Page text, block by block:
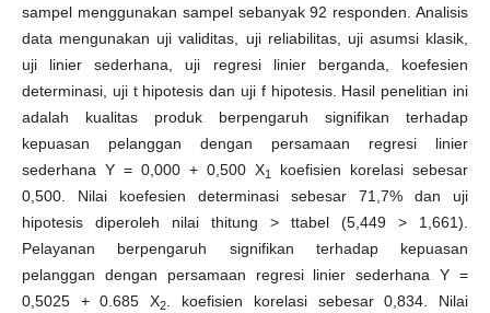
sampel menggunakan sampel sebanyak 92 responden. Analisis
data mengunakan uji validitas, uji reliabilitas, uji asumsi klasik,
uji linier sederhana, uji regresi linier berganda, koefesien
determinasi, uji t hipotesis dan uji f hipotesis. Hasil penelitian ini
adalah kualitas produk berpengaruh signifikan terhadap
kepuasan pelanggan dengan persamaan regresi linier
sederhana Y = 0,000 + 0,500 X1
koefisien korelasi sebesar
0,500. Nilai koefesien determinasi sebesar 71,7% dan uji
hipotesis diperoleh nilai thitung > ttabel (5,449 > 1,661).
Pelayanan berpengaruh signifikan terhadap kepuasan
pelanggan dengan persamaan regresi linier sederhana Y =
0,5025 + 0.685 X2
. koefisien korelasi sebesar 0,834. Nilai